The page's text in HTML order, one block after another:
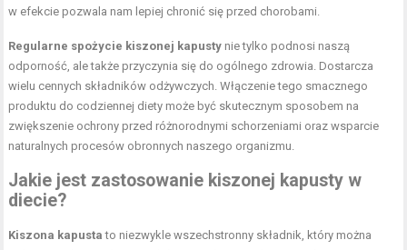
w efekcie pozwala nam lepiej chronić się przed chorobami.
Regularne spożycie kiszonej kapusty nie tylko podnosi naszą
odporność, ale także przyczynia się do ogólnego zdrowia. Dostarcza
wielu cennych składników odżywczych. Włączenie tego smacznego
produktu do codziennej diety może być skutecznym sposobem na
zwiększenie ochrony przed różnorodnymi schorzeniami oraz wsparcie
naturalnych procesów obronnych naszego organizmu.
Jakie jest zastosowanie kiszonej kapusty w
diecie?
Kiszona kapusta to niezwykle wszechstronny składnik, który można